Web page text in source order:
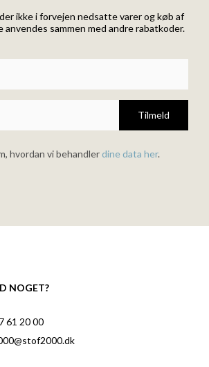
ikke i forvejen nedsatte varer og køb af
anvendes sammen med andre rabatkoder.
Tilmeld
hvordan vi behandlerdine data her.
NOGET?
61 20 00